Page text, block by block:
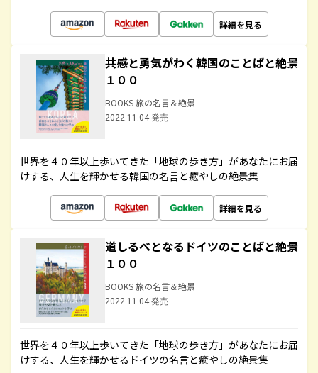
詳細を見る
共感と勇気がわく韓国のことばと絶景
１００
BOOKS 旅の名言＆絶景
2022.11.04 発売
世界を４０年以上歩いてきた「地球の歩き方」があなたにお届
けする、人生を輝かせる韓国の名言と癒やしの絶景集
詳細を見る
道しるべとなるドイツのことばと絶景
１００
BOOKS 旅の名言＆絶景
2022.11.04 発売
世界を４０年以上歩いてきた「地球の歩き方」があなたにお届
けする、人生を輝かせるドイツの名言と癒やしの絶景集